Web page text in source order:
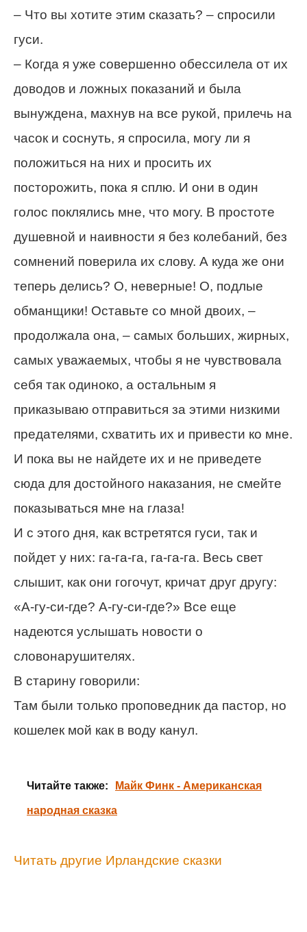
– Что вы хотите этим сказать? – спросили
гуси.
– Когда я уже совершенно обессилела от их
доводов и ложных показаний и была
вынуждена, махнув на все рукой, прилечь на
часок и соснуть, я спросила, могу ли я
положиться на них и просить их
посторожить, пока я сплю. И они в один
голос поклялись мне, что могу. В простоте
душевной и наивности я без колебаний, без
сомнений поверила их слову. А куда же они
теперь делись? О, неверные! О, подлые
обманщики! Оставьте со мной двоих, –
продолжала она, – самых больших, жирных,
самых уважаемых, чтобы я не чувствовала
себя так одиноко, а остальным я
приказываю отправиться за этими низкими
предателями, схватить их и привести ко мне.
И пока вы не найдете их и не приведете
сюда для достойного наказания, не смейте
показываться мне на глаза!
И с этого дня, как встретятся гуси, так и
пойдет у них: га-га-га, га-га-га. Весь свет
слышит, как они гогочут, кричат друг другу:
«А-гу-си-где? А-гу-си-где?» Все еще
надеются услышать новости о
словонарушителях.
В старину говорили:
Там были только проповедник да пастор, но
кошелек мой как в воду канул.
Читайте также: Майк Финк - Американская
народная сказка
Читать другие Ирландские сказки